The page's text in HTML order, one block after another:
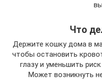
Что
Держите кошку дома в
чтобы остановить
глазу и уменьшить
Может возникнуть